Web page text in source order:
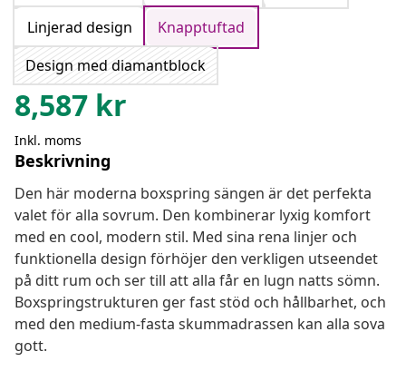
Linjerad design
Knapptuftad
Design med diamantblock
8,587 kr
Inkl. moms
Beskrivning
Den här moderna boxspring sängen är det perfekta
valet för alla sovrum. Den kombinerar lyxig komfort
med en cool, modern stil. Med sina rena linjer och
funktionella design förhöjer den verkligen utseendet
på ditt rum och ser till att alla får en lugn natts sömn.
Boxspringstrukturen ger fast stöd och hållbarhet, och
med den medium-fasta skummadrassen kan alla sova
gott.